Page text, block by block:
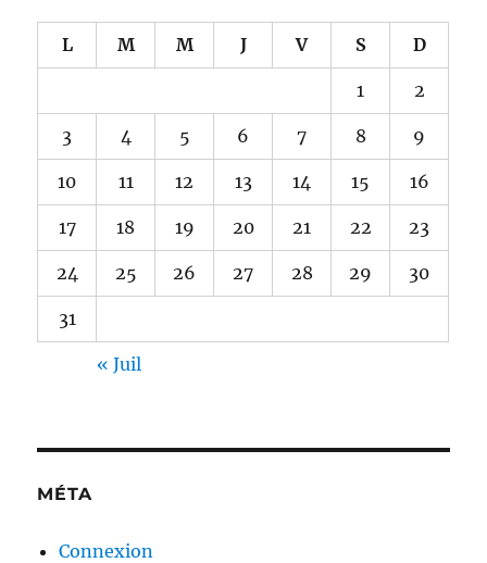
L M M J V S D
1 2
3 4 5 6 7 8 9
10 11 12 13 14 15 16
17 18 19 20 21 22 23
24 25 26 27 28 29 30
31
« Juil
MÉTA
Connexion